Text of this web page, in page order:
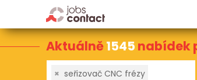
Aktuálně1545 nabídek
× seřizovač CNC frézy